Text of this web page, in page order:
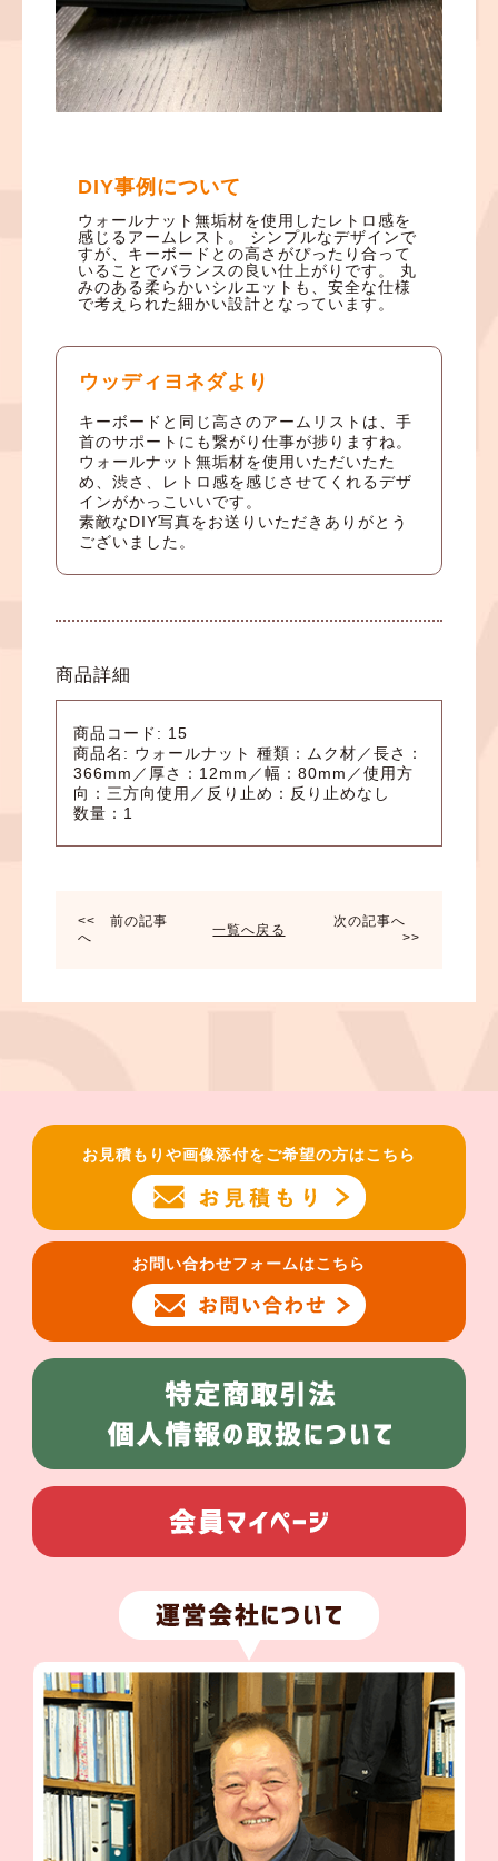
DIY事例について
ウォールナット無垢材を使用したレトロ感を
感じるアームレスト。 シンプルなデザインで
すが、キーボードとの高さがぴったり合って
いることでバランスの良い仕上がりです。 丸
みのある柔らかいシルエットも、安全な仕様
で考えられた細かい設計となっています。
ウッディヨネダより
キーボードと同じ高さのアームリストは、手
首のサポートにも繋がり仕事が捗りますね。
ウォールナット無垢材を使用いただいたた
め、渋さ、レトロ感を感じさせてくれるデザ
インがかっこいいです。
素敵なDIY写真をお送りいただきありがとう
ございました。
商品詳細
商品コード: 15
商品名: ウォールナット 種類：ムク材／長さ：
366mm／厚さ：12mm／幅：80mm／使用方
向：三方向使用／反り止め：反り止めなし
数量：1
<< 前の記事
へ
一覧へ戻る
次の記事へ
>>
お見積もりや画像添付をご希望の方はこちら
お問い合わせフォームはこちら